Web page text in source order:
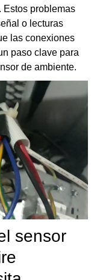
Estos problemas
o lecturas
las conexiones
paso clave para
de ambiente.
sensor